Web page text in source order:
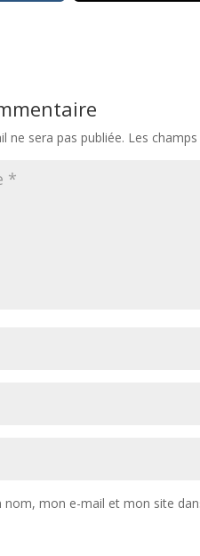
ne sera pas publiée. Les
nom, mon e-mail et mon site